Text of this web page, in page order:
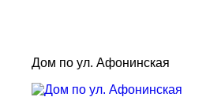
Дом по ул. Афонинская